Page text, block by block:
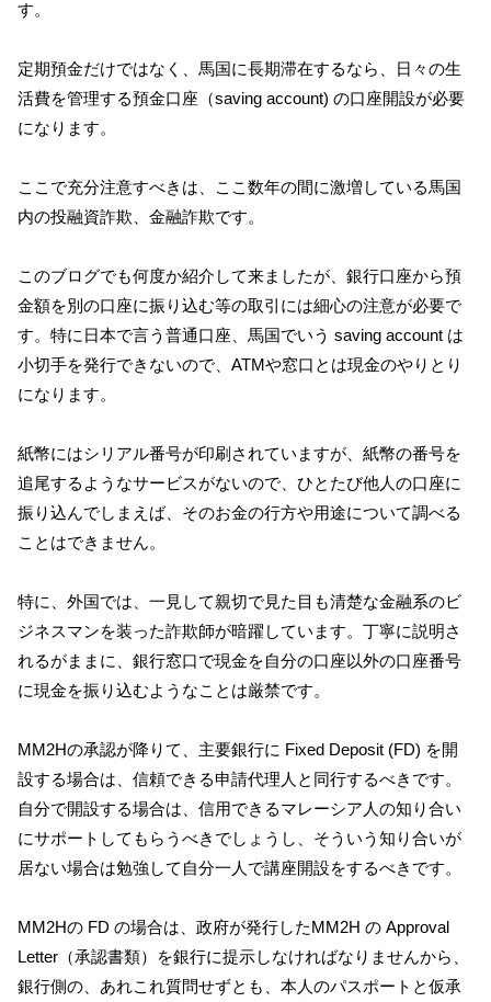
す。
定期預金だけではなく、馬国に長期滞在するなら、日々の生
活費を管理する預金口座（saving account) の口座開設が必要
になります。
ここで充分注意すべきは、ここ数年の間に激増している馬国
内の投融資詐欺、金融詐欺です。
このブログでも何度か紹介して来ましたが、銀行口座から預
金額を別の口座に振り込む等の取引には細心の注意が必要で
す。特に日本で言う普通口座、馬国でいう saving account は
小切手を発行できないので、ATMや窓口とは現金のやりとり
になります。
紙幣にはシリアル番号が印刷されていますが、紙幣の番号を
追尾するようなサービスがないので、ひとたび他人の口座に
振り込んでしまえば、そのお金の行方や用途について調べる
ことはできません。
特に、外国では、一見して親切で見た目も清楚な金融系のビ
ジネスマンを装った詐欺師が暗躍しています。丁寧に説明さ
れるがままに、銀行窓口で現金を自分の口座以外の口座番号
に現金を振り込むようなことは厳禁です。
MM2Hの承認が降りて、主要銀行に Fixed Deposit (FD) を開
設する場合は、信頼できる申請代理人と同行するべきです。
自分で開設する場合は、信用できるマレーシア人の知り合い
にサポートしてもらうべきでしょうし、そういう知り合いが
居ない場合は勉強して自分一人で講座開設をするべきです。
MM2Hの FD の場合は、政府が発行したMM2H の Approval
Letter（承認書類）を銀行に提示しなければなりませんから、
銀行側の、あれこれ質問せずとも、本人のパスポートと仮承